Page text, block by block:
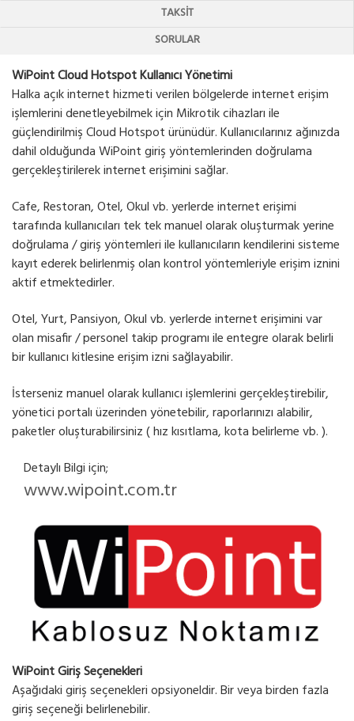
TAKSIT
SORULAR
WiPoint Cloud Hotspot Kullanıcı Yönetimi
Halka açık internet hizmeti verilen bölgelerde internet erişim
işlemlerini denetleyebilmek için Mikrotik cihazları ile
güçlendirilmiş Cloud Hotspot ürünüdür. Kullanıcılarınız ağınızda
dahil olduğunda WiPoint giriş yöntemlerinden doğrulama
gerçekleştirilerek internet erişimini sağlar.
Cafe, Restoran, Otel, Okul vb. yerlerde internet erişimi
tarafında kullanıcıları tek tek manuel olarak oluşturmak yerine
doğrulama / giriş yöntemleri ile kullanıcıların kendilerini sisteme
kayıt ederek belirlenmiş olan kontrol yöntemleriyle erişim iznini
aktif etmektedirler.
Otel, Yurt, Pansiyon, Okul vb. yerlerde internet erişimini var
olan misafir / personel takip programı ile entegre olarak belirli
bir kullanıcı kitlesine erişim izni sağlayabilir.
İsterseniz manuel olarak kullanıcı işlemlerini gerçekleştirebilir,
yönetici portalı üzerinden yönetebilir, raporlarınızı alabilir,
paketler oluşturabilirsiniz ( hız kısıtlama, kota belirleme vb. ).
Detaylı Bilgi için;
www.wipoint.com.tr
WiPoint Giriş Seçenekleri
Aşağıdaki giriş seçenekleri opsiyoneldir. Bir veya birden fazla
giriş seçeneği belirlenebilir.